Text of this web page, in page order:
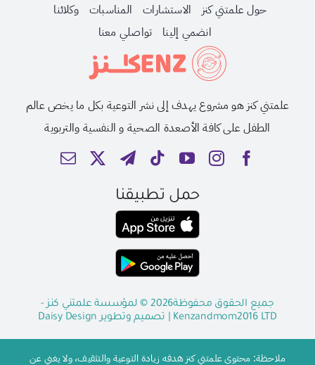
حول علمتني كنز الاستشارات المناسبات
وكلائنا
انضمي إلينا
تواصلي معنا
علمتني كنز هو مشروع يهدف إلى نشر التوعية بكل ما يخص عالم
الطفل على كافة الأصعدة الصحية و النفسية والتربوية
حمل تطبيقنا
جميع الحقوق محفوظة2026 © لمؤسسة علمتني كنز -
Kenzandmom2016 LTD | تصميم وتطويرDaisy Design
ملاحظة: محتوى علمتني كنز هدفه زيادة التوعية والتثقيف، ولا يغني عن